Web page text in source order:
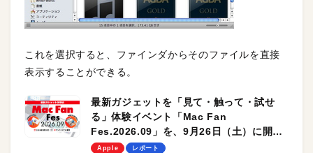
これを選択すると、ファインダからそのファイルを直接
表示することができる。
最新ガジェットを「見て・触って・試せ
る」体験イベント「Mac Fan
Fes.2026.09」を、9月26日（土）に開催
します！
Apple レポート